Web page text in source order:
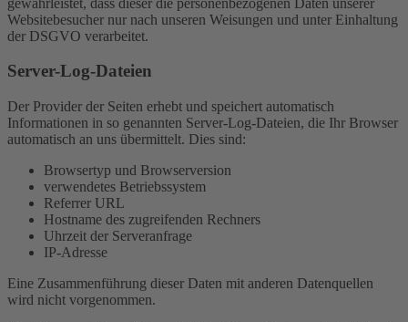
Websitebesucher nur nach unseren Weisungen und unter Einhaltung
der DSGVO verarbeitet.
Server-Log-Dateien
Der Provider der Seiten erhebt und speichert automatisch
Informationen in so genannten Server-Log-Dateien, die Ihr Browser
automatisch an uns übermittelt. Dies sind:
Browsertyp und Browserversion
verwendetes Betriebssystem
Referrer URL
Hostname des zugreifenden Rechners
Uhrzeit der Serveranfrage
IP-Adresse
Eine Zusammenführung dieser Daten mit anderen Datenquellen
wird nicht vorgenommen.